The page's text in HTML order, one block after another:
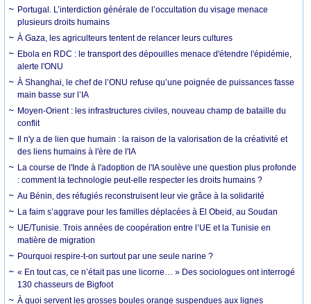
Portugal. L’interdiction générale de l’occultation du visage menace
plusieurs droits humains
À Gaza, les agriculteurs tentent de relancer leurs cultures
Ebola en RDC : le transport des dépouilles menace d'étendre l'épidémie,
alerte l'ONU
À Shanghai, le chef de l’ONU refuse qu’une poignée de puissances fasse
main basse sur l’IA
Moyen-Orient : les infrastructures civiles, nouveau champ de bataille du
conflit
Il n'y a de lien que humain : la raison de la valorisation de la créativité et
des liens humains à l'ère de l'IA
La course de l'Inde à l'adoption de l'IA soulève une question plus profonde
: comment la technologie peut-elle respecter les droits humains ?
Au Bénin, des réfugiés reconstruisent leur vie grâce à la solidarité
La faim s’aggrave pour les familles déplacées à El Obeid, au Soudan
UE/Tunisie. Trois années de coopération entre l’UE et la Tunisie en
matière de migration
Pourquoi respire-t-on surtout par une seule narine ?
« En tout cas, ce n’était pas une licorne… » Des sociologues ont interrogé
130 chasseurs de Bigfoot
À quoi servent les grosses boules orange suspendues aux lignes